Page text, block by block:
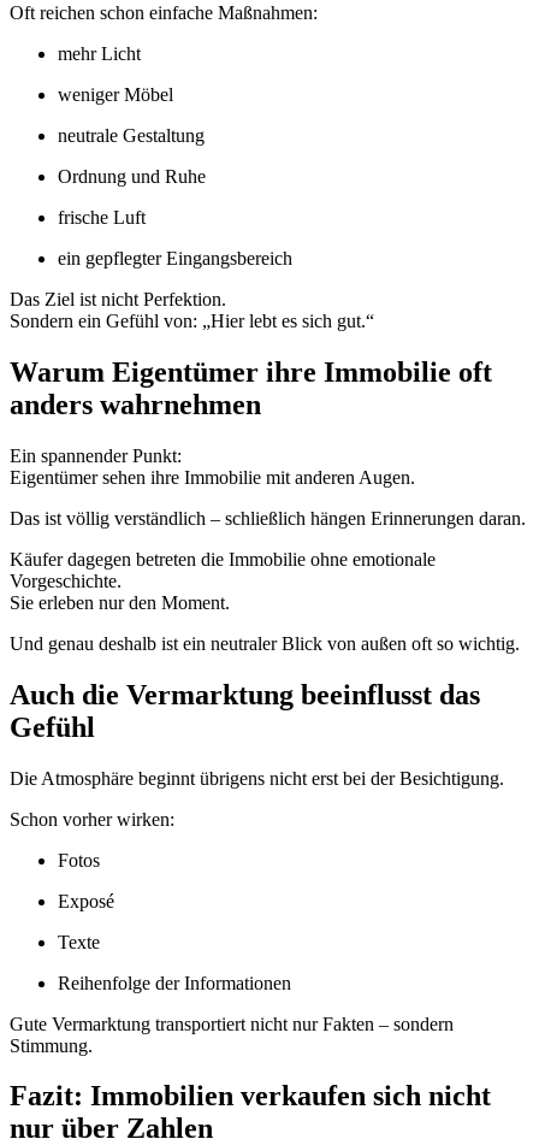
Oft reichen schon einfache Maßnahmen:
mehr Licht
weniger Möbel
neutrale Gestaltung
Ordnung und Ruhe
frische Luft
ein gepflegter Eingangsbereich
Das Ziel ist nicht Perfektion.
Sondern ein Gefühl von: „Hier lebt es sich gut.“
Warum Eigentümer ihre Immobilie oft
anders wahrnehmen
Ein spannender Punkt:
Eigentümer sehen ihre Immobilie mit anderen Augen.
Das ist völlig verständlich – schließlich hängen Erinnerungen daran.
Käufer dagegen betreten die Immobilie ohne emotionale
Vorgeschichte.
Sie erleben nur den Moment.
Und genau deshalb ist ein neutraler Blick von außen oft so wichtig.
Auch die Vermarktung beeinflusst das
Gefühl
Die Atmosphäre beginnt übrigens nicht erst bei der Besichtigung.
Schon vorher wirken:
Fotos
Exposé
Texte
Reihenfolge der Informationen
Gute Vermarktung transportiert nicht nur Fakten – sondern
Stimmung.
Fazit: Immobilien verkaufen sich nicht
nur über Zahlen